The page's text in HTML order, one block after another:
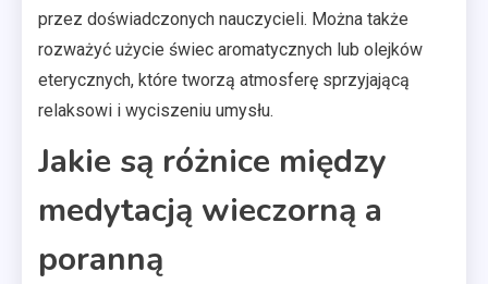
przez doświadczonych nauczycieli. Można także
rozważyć użycie świec aromatycznych lub olejków
eterycznych, które tworzą atmosferę sprzyjającą
relaksowi i wyciszeniu umysłu.
Jakie są różnice między
medytacją wieczorną a
poranną